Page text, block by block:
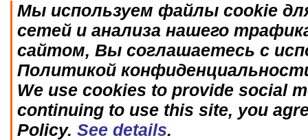
Мы используем файлы cookie
сетей и анализа нашего
сайтом, Вы соглашаетесь с
Политикой
We use cookies to provide social
continuing to use this site, you
Policy. See details.